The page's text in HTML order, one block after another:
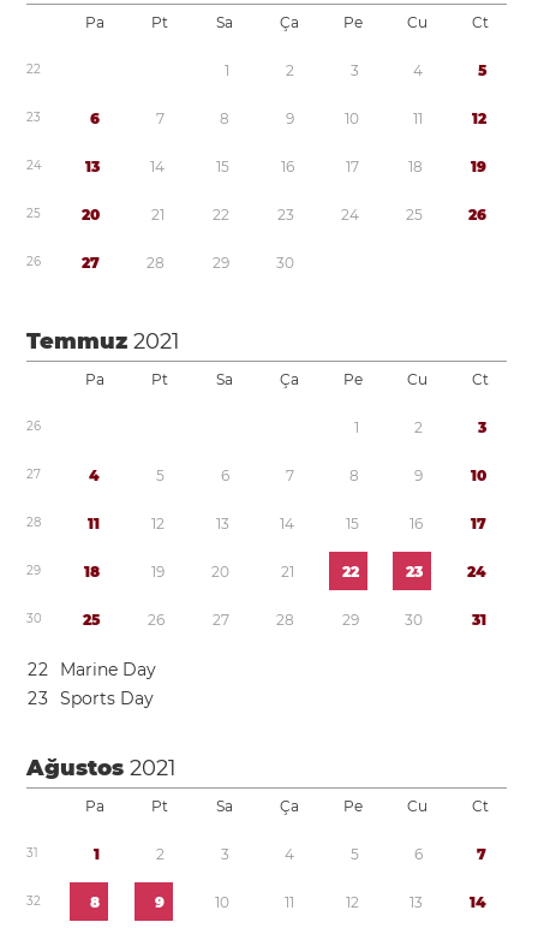
Pa Pt Sa Ça Pe Cu Ct
22 1 2 3 4 5
23 6 7 8 9 10 11 12
24 13 14 15 16 17 18 19
25 20 21 22 23 24 25 26
26 27 28 29 30
Temmuz2021
Pa Pt Sa Ça Pe Cu Ct
26 1 2 3
27 4 5 6 7 8 9 10
28 11 12 13 14 15 16 17
29 18 19 20 21 22 23 24
30 25 26 27 28 29 30 31
22
Marine Day
23 Sports Day
Ağustos2021
Pa Pt Sa Ça Pe Cu Ct
31 1 2 3 4 5 6 7
32 8 9 10 11 12 13 14